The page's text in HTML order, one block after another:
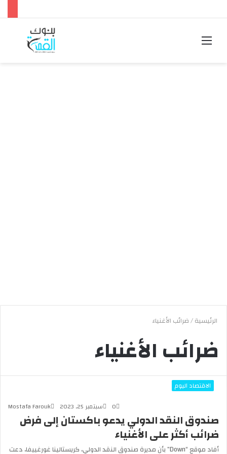
الرئيسية/ضرائب الأغنياء
ضرائب الأغنياء
الاقتصاد اليوم
Mostafa Farouk
سبتمبر 25, 2023 0
صندوق النقد الدولي يدعو باكستان إلى فرض
ضرائب أكثر على الأغنياء
أفاد موقع “Down” بأن مديرة صندوق النقد الدولي، كريستالينا غورغييفا، دعت